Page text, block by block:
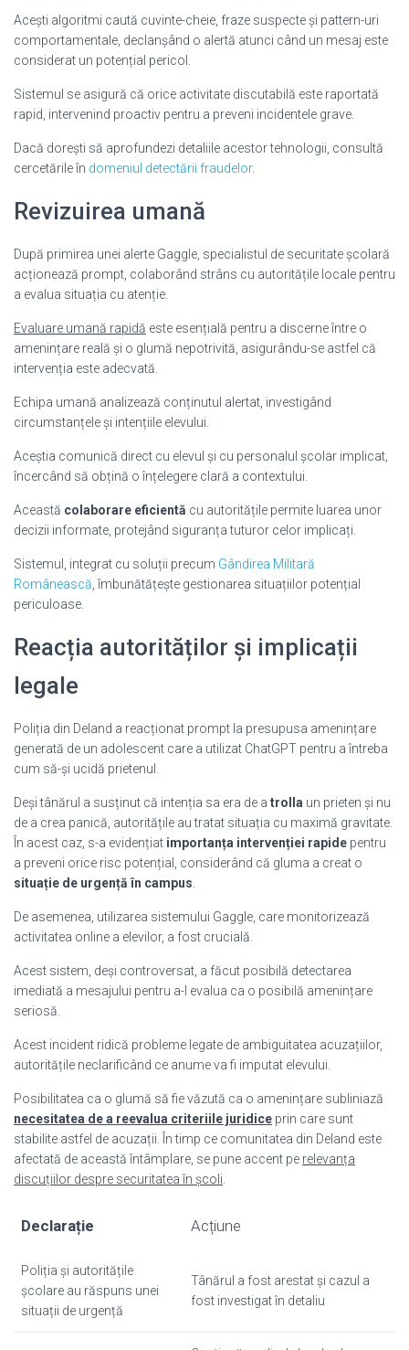
Acești algoritmi caută cuvinte-cheie, fraze suspecte și pattern-uri
comportamentale, declanșând o alertă atunci când un mesaj este
considerat un potențial pericol.
Sistemul se asigură că orice activitate discutabilă este raportată
rapid, intervenind proactiv pentru a preveni incidentele grave.
Dacă dorești să aprofundezi detaliile acestor tehnologii, consultă
cercetările în domeniul detectării fraudelor.
Revizuirea umană
După primirea unei alerte Gaggle, specialistul de securitate școlară
acționează prompt, colaborând strâns cu autoritățile locale pentru
a evalua situația cu atenție.
Evaluare umană rapidă este esențială pentru a discerne între o
amenințare reală și o glumă nepotrivită, asigurându-se astfel că
intervenția este adecvată.
Echipa umană analizează conținutul alertat, investigând
circumstanțele și intențiile elevului.
Aceștia comunică direct cu elevul și cu personalul școlar implicat,
încercând să obțină o înțelegere clară a contextului.
Această colaborare eficientă cu autoritățile permite luarea unor
decizii informate, protejând siguranța tuturor celor implicați.
Sistemul, integrat cu soluții precum Gândirea Militară
Românească , îmbunătățește gestionarea situațiilor potențial
periculoase.
Reacția autorităților și implicații
legale
Poliția din Deland a reacționat prompt la presupusa amenințare
generată de un adolescent care a utilizat ChatGPT pentru a întreba
cum să-și ucidă prietenul.
Deși tânărul a susținut că intenția sa era de a trolla un prieten și nu
de a crea panică, autoritățile au tratat situația cu maximă gravitate.
În acest caz, s-a evidențiat importanța intervenției rapide pentru
a preveni orice risc potențial, considerând că gluma a creat o
situație de urgență în campus
De asemenea, utilizarea sistemului Gaggle, care monitorizează
activitatea online a elevilor, a fost crucială.
Acest sistem, deși controversat, a făcut posibilă detectarea
imediată a mesajului pentru a-l evalua ca o posibilă amenințare
seriosă.
Acest incident ridică probleme legate de ambiguitatea acuzațiilor,
autoritățile neclarificând ce anume va fi imputat elevului.
Posibilitatea ca o glumă să fie văzută ca o amenințare subliniază
necesitatea de a reevalua criteriile juridice prin care sunt
stabilite astfel de acuzații. În timp ce comunitatea din Deland este
afectată de această întâmplare, se pune accent pe relevanța
discuțiilor despre securitatea în școli
Declarație Acțiune
Poliția și autoritățile
școlare au răspuns unei
situații de urgență
Tânărul a fost arestat și cazul a
fost investigat în detaliu